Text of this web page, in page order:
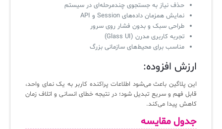
حذف نیاز به جستجوی چندمرحله‌ای در سیستم
نمایش همزمان داده‌های Session و API
طراحی سبک و بدون فشار روی سرور
تجربه کاربری مدرن (Glass UI)
مناسب برای محیط‌های سازمانی بزرگ
ارزش افزوده:
این پلاگین باعث می‌شود اطلاعات پراکنده کاربر به یک نمای واحد،
قابل فهم و سریع تبدیل شود؛ در نتیجه خطای انسانی و اتلاف زمان
کاهش پیدا می‌کند.
جدول مقایسه